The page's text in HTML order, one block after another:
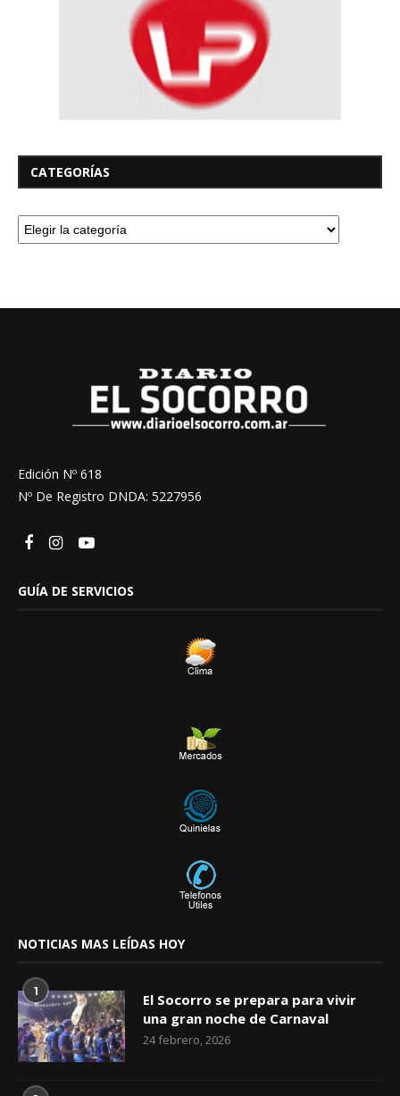
CATEGORÍAS
Edición Nº 618
Nº De Registro DNDA: 5227956
GUÍA DE SERVICIOS
NOTICIAS MAS LEÍDAS HOY
1
El Socorro se prepara para vivir
una gran noche de Carnaval
24 febrero, 2026